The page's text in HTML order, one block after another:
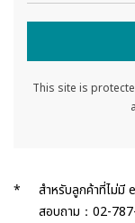
This site is
*
สำหรับลูกค้าที่ไม่มี
สอบถาม：02-